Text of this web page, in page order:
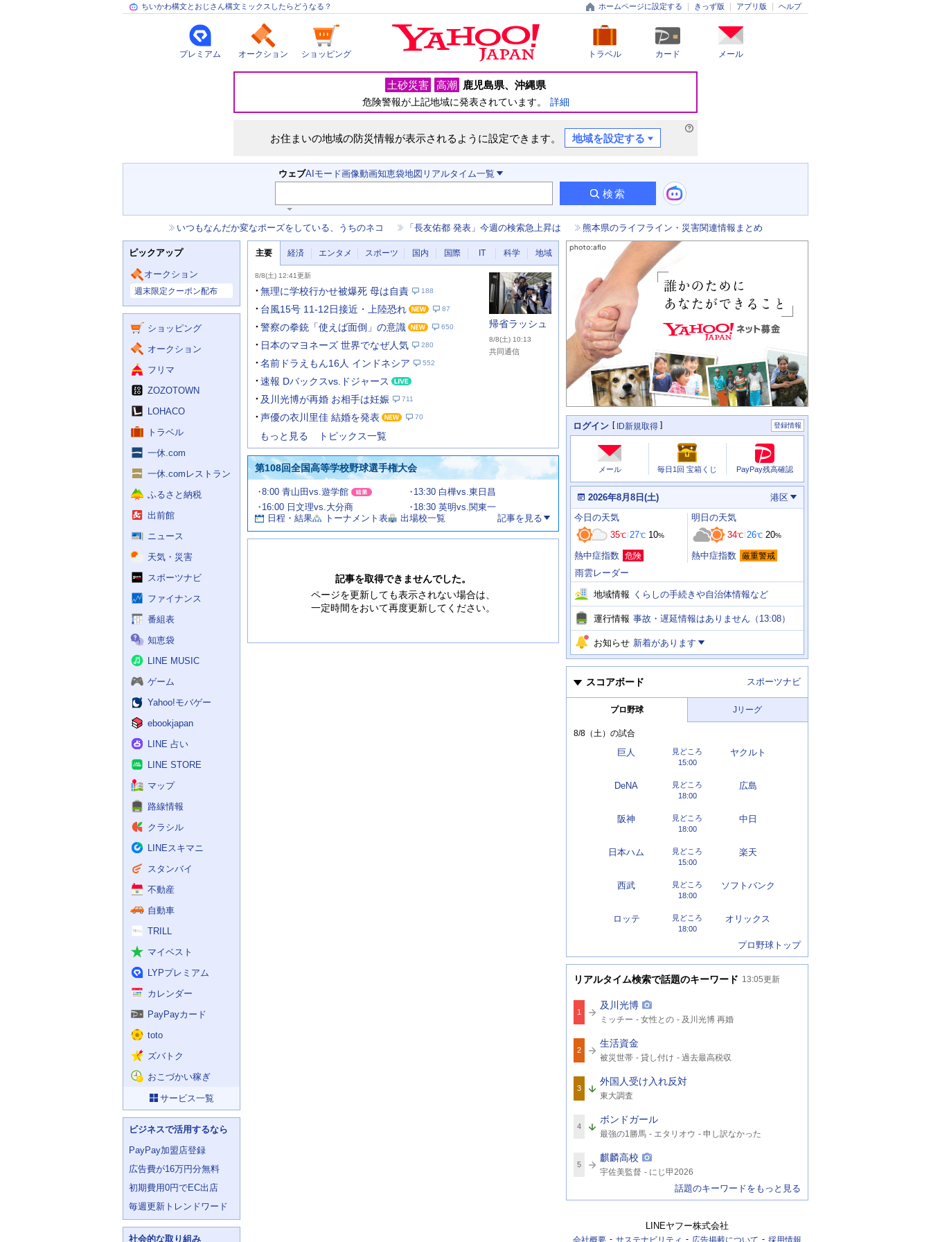
ちいかわ構文とおじさん構文ミックスしたらどうなる？ ホームページに設定する きっず版 アプリ版 ヘルプ
トラベル カード メール
プレミアム オークション ショッピング
災
土砂災害 高潮 鹿児島県 沖縄県
危険警報が上記地域に発表されています。 詳細
お住まいの地域の防災情報が表示されるように設定できます。 地域を設定する
検
索
ウェブAIモード画像動画知恵袋地図 リアルタイム一覧
検索
ワ
ー
力
補
助
を
開
く
ら
せ
いつもなんだか変なポーズをしている、うちのネコ 「長友佑都 発表」今週の検索急上昇は 熊本県のライフライン・災害関連情報まとめ
ピックアップ
オークション
週末限定クーポン配布
サ
ビ
ショッピング
オークション
フリマ
ZOZOTOWN
LOHACO
トラベル
一休.com
一休.comレストラン
ふるさと納税
出前館
ニュース
天気・災害
スポーツナビ
ファイナンス
番組表
知恵袋
LINE MUSIC
ゲーム
Yahoo!モバゲー
ebookjapan
LINE 占い
LINE STORE
マップ
路線情報
クラシル
LINEスキマニ
スタンバイ
不動産
自動車
TRILL
マイベスト
LYPプレミアム
カレンダー
PayPayカード
toto
ズバトク
おこづかい稼ぎ
サービス一覧
ビジネスで活用するなら
PayPay加盟店登録
広告費が16万円分無料
初期費用0円でEC出店
毎週更新トレンドワード
社会的な取り組み
ュ
ス
主要 経済 エンタメ スポーツ 国内 国際 IT 科学 地域
要
ニ
ー
8/8(土) 12:41更新
無理に学校行かせ被爆死 母は自責 188
台風15号 11-12日接近・上陸恐れ 87
警察の拳銃「使えば面倒」の意識 650
日本のマヨネーズ 世界でなぜ人気 280
名前ドラえもん16人 インドネシア 552
速報 Dバックスvs.ドジャース
及川光博が再婚 お相手は妊娠
711
声優の衣川里佳 結婚を発表 70
帰省ラッシュ
8/8(土) 10:13
共同通信
もっと見る トピックス一覧
第108回全国高等学校野球選手権大会
試
合
情
報
8:00 青山田vs.遊学館
13:30 白樺vs.東日昌
16:00 日文理vs.大分商
18:30 英明vs.関東一
日程・結果
トーナメント表 出場校一覧 記事を見る
お
す
記事を取得できませんでした。
ページを更新しても表示されない場合は、
一定時間をおいて再度更新してください。
個
人
情
報
ログイン ID新規取得 登録情報
あ
た
の
ス
ス
メール 毎日1回 宝箱くじ PayPay残高確認
本
日
の
天
気
、
運
情
報
2026年8月8日(土) 港区
今
日
明
日
の
天
気
今日 の天気
35℃ 27℃ 10%
熱中症指数 危険
明日 の天気
34℃ 26℃ 20%
熱中症指数 厳重警戒
雨雲レーダー
地域情報 くらしの手続きや自治体情報など
運行情報 事故・遅延情報はありません（13:08）
お知らせ 新着があります
スコアボード スポーツナビ
プロ野球 Jリーグ
8/8（土） の試合
巨人 ヤクルト
15:00
見どころ
DeNA 広島
18:00
見どころ
阪神 中日
18:00
見どころ
日本ハム 楽天
15:00
見どころ
西武 ソフトバンク
18:00
見どころ
ロッテ オリックス
18:00
見どころ
プロ野球トップ
リアルタイム検索で話題のキーワード 13:05更新
1
及川光博
関
連
ー
ド
ミッチー 女性との 及川光博 再婚
2
生活資金
関
連
ー
ド
被災世帯 貸し付け 過去最高税収
3
外国人受け入れ反対
関
連
ー
ド
東大調査
4
ボンドガール
関
連
ー
ド
最強の1勝馬 エタリオウ 申し訳なかった
5
麒麟高校
関
連
宇佐美監督 にじ甲2026
話題のキーワードをもっと見る
LINEヤフー株式会社
会社概要 サステナビリティ 広告掲載について 採用情報